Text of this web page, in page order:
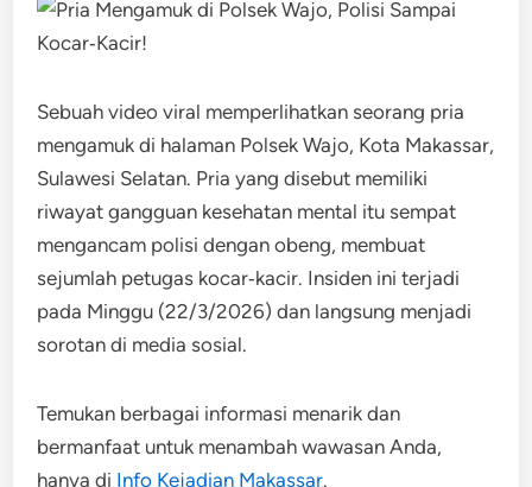
Sebuah video viral memperlihatkan seorang pria
mengamuk di halaman Polsek Wajo, Kota Makassar,
Sulawesi Selatan. Pria yang disebut memiliki
riwayat gangguan kesehatan mental itu sempat
mengancam polisi dengan obeng, membuat
sejumlah petugas kocar‑kacir. Insiden ini terjadi
pada Minggu (22/3/2026) dan langsung menjadi
sorotan di media sosial.
Temukan berbagai informasi menarik dan
bermanfaat untuk menambah wawasan Anda,
hanya di Info Kejadian Makassar.